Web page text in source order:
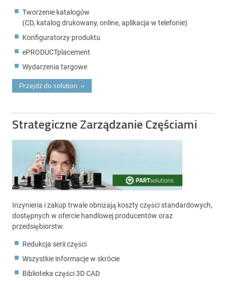
Tworzenie katalogów
(CD, katalog drukowany, online, aplikacja w telefonie)
Konfiguratorzy produktu
ePRODUCTplacement
Wydarzenia targowe
Przejdż do solution »
Strategiczne Zarządzanie Częściami
Inżynieria i zakup trwale obniżają koszty części standardowych,
dostępnych w ofercie handlowej producentów oraz
przedsiębiorstw.
Redukcja serii części
Wszystkie informacje w skrócie
Biblioteka części 3D CAD